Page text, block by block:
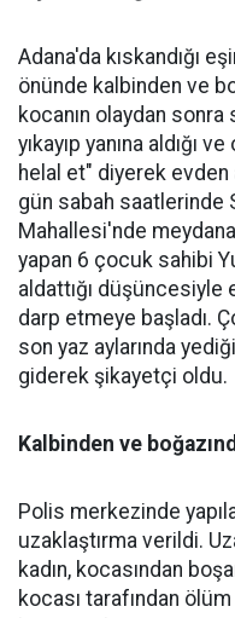
Adana'da kıskandığı
önünde kalbinden ve
kocanın olaydan sonra
yıkayıp yanına aldığı
helal et" diyerek evden
gün sabah saatlerinde
Mahallesi'nde
yapan 6 çocuk sahibi
aldattığı düşüncesiyle
darp etmeye başladı.
son yaz aylarında
giderek şikayetçi oldu.
Kalbinden ve
Polis merkezinde
uzaklaştırma verildi.
kadın, kocasından
kocası tarafından